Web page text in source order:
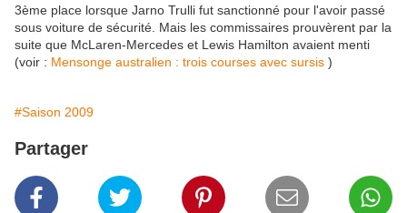
3ème place lorsque Jarno Trulli fut sanctionné pour l'avoir passé
sous voiture de sécurité. Mais les commissaires prouvèrent par la
suite que McLaren-Mercedes et Lewis Hamilton avaient menti
(voir : Mensonge australien : trois courses avec sursis )
#Saison 2009
Partager